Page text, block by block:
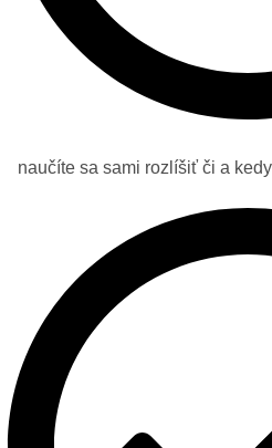
naučíte sa sami rozlíšiť či a